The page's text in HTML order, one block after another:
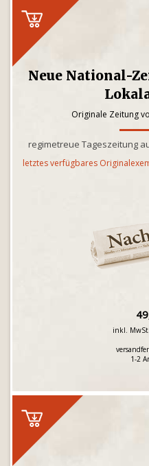
Neue National-
Originale Zeitung
regimetreue Tageszeitung
letztes verfügbares
inkl.
1-2